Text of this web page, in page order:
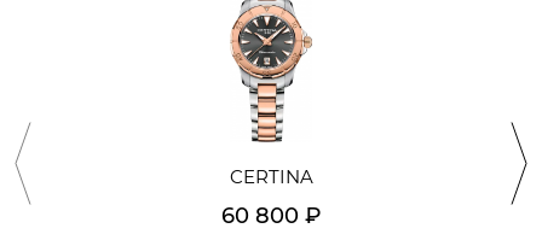
CERTINA
60 800 ₽